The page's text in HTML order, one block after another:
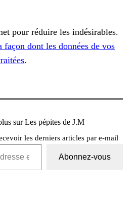
pour réduire les indésirables.
dont les données de vos
.
sur Les pépites de J.M
les derniers articles par e-mail
Abonnez-vous